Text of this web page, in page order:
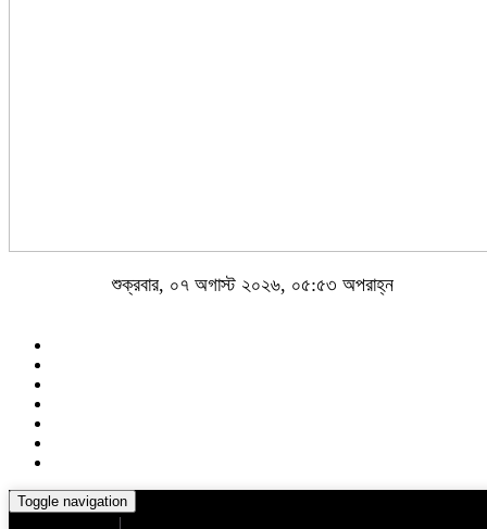
শুক্রবার, ০৭ অগাস্ট ২০২৬, ০৫:৫৩ অপরাহ্ন
Toggle navigation